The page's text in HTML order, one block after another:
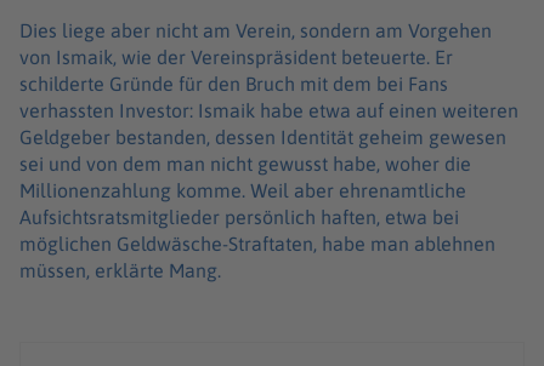
Dies liege aber nicht am Verein, sondern am Vorgehen
von Ismaik, wie der Vereinspräsident beteuerte. Er
schilderte Gründe für den Bruch mit dem bei Fans
verhassten Investor: Ismaik habe etwa auf einen weiteren
Geldgeber bestanden, dessen Identität geheim gewesen
sei und von dem man nicht gewusst habe, woher die
Millionenzahlung komme. Weil aber ehrenamtliche
Aufsichtsratsmitglieder persönlich haften, etwa bei
möglichen Geldwäsche-Straftaten, habe man ablehnen
müssen, erklärte Mang.